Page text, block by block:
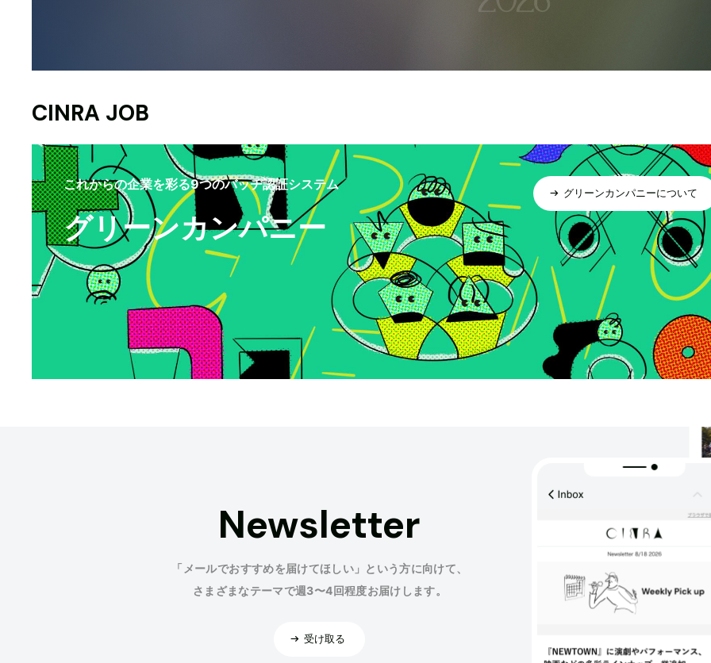
CINRA JOB
これからの企業を彩る9つのバッヂ認証システム
グリーンカンパニー
グリーンカンパニーについて
Newsletter
「メールでおすすめを届けてほしい」という方に向けて、
さまざまなテーマで週3〜4回程度お届けします。
受け取る